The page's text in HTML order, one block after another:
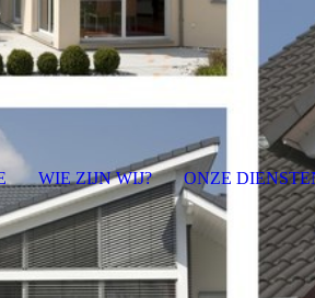
WIE ZIJN WIJ? ONZE